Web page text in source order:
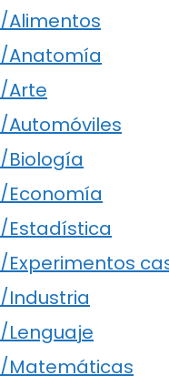
Alimentos
Anatomía
Arte
Automóviles
Biología
Economía
Estadística
Experimentos
Industria
Lenguaje
Matemáticas